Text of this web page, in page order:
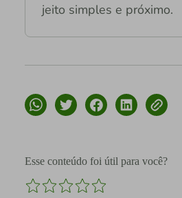
jeito simples e próximo.
Esse conteúdo foi útil para você?